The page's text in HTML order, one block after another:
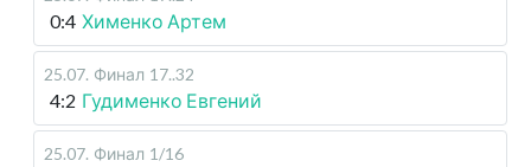
0:4 Хименко Артем
25.07. Финал 17..32
4:2 Гудименко Евгений
25.07. Финал 1/16